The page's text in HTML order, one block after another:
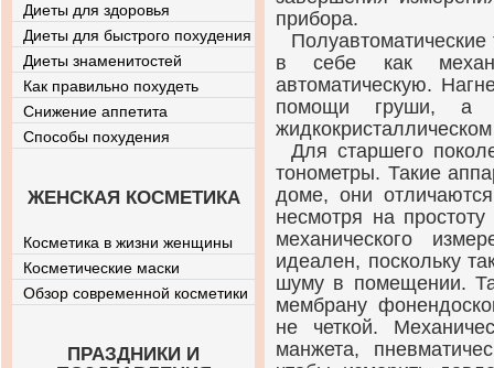
прибора.
в себе как
автоматическую.
помощи груши, а
Для старшего
тонометры. Такие
доме, они
несмотря на
механического
идеален, поскольку
шуму в помещении.
мембрану
не четкой.
манжета,
Диеты для здоровья
Диеты для быстрого похудения
Диеты знаменитостей
Как правильно похудеть
Снижение аппетита
Способы похудения
ЖЕНСКАЯ КОСМЕТИКА
Косметика в жизни женщины
Косметические маски
Обзор современной косметики
ПРАЗДНИКИ И